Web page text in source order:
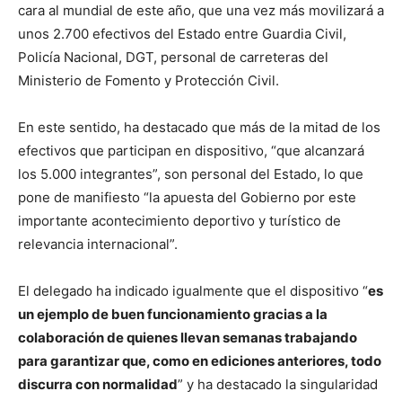
cara al mundial de este año, que una vez más movilizará a
unos 2.700 efectivos del Estado entre Guardia Civil,
Policía Nacional, DGT, personal de carreteras del
Ministerio de Fomento y Protección Civil.
En este sentido, ha destacado que más de la mitad de los
efectivos que participan en dispositivo, “que alcanzará
los 5.000 integrantes”, son personal del Estado, lo que
pone de manifiesto “la apuesta del Gobierno por este
importante acontecimiento deportivo y turístico de
relevancia internacional”.
El delegado ha indicado igualmente que el dispositivo “es
un ejemplo de buen funcionamiento gracias a la
colaboración de quienes llevan semanas trabajando
para garantizar que, como en ediciones anteriores, todo
discurra con normalidad” y ha destacado la singularidad